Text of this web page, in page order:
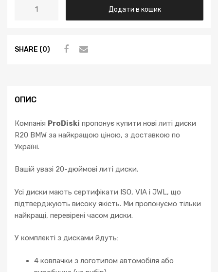
Додати в кошик
SHARE (0)
ОПИС
Компанія ProDiski пропонує купити нові литі диски
R20 BMW за найкращою ціною, з доставкою по
Україні.
Вашій увазі 20-дюймові литі диски.
Усі диски мають сертифікати ISO, VIA і JWL, що
підтверджують високу якість. Ми пропонуємо тільки
найкращі, перевірені часом диски.
У комплекті з дисками йдуть:
4 ковпачки з логотипом автомобіля або